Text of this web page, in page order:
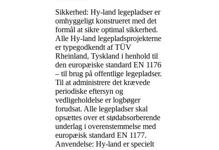
Sikkerhed: Hy-land legepladser er
omhyggeligt konstrueret med det
formål at sikre optimal sikkerhed.
Alle Hy-land legepladsprojekterne
er typegodkendt af TÜV
Rheinland, Tyskland i henhold til
den europæiske standard EN 1176
– til brug på offentlige legepladser.
Til at administrere det krævede
periodiske eftersyn og
vedligeholdelse er logbøger
forudsat. Alle legepladser skal
opsættes over et stødabsorberende
underlag i overenstemmelse med
europæisk standard EN 1177.
Anvendelse: Hy-land er specielt